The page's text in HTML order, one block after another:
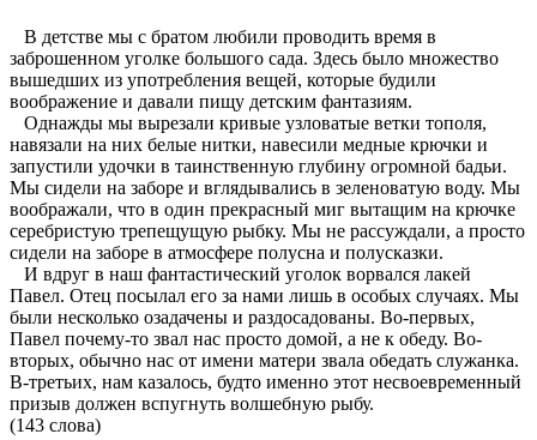
В детстве мы с братом любили проводить время в
заброшенном уголке большого сада. Здесь было множество
вышедших из употребления вещей, которые будили
воображение и давали пищу детским фантазиям.
Однажды мы вырезали кривые узловатые ветки тополя,
навязали на них белые нитки, навесили медные крючки и
запустили удочки в таинственную глубину огромной бадьи.
Мы сидели на заборе и вглядывались в зеленоватую воду. Мы
воображали, что в один прекрасный миг вытащим на крючке
серебристую трепещущую рыбку. Мы не рассуждали, а просто
сидели на заборе в атмосфере полусна и полусказки.
И вдруг в наш фантастический уголок ворвался лакей
Павел. Отец посылал его за нами лишь в особых случаях. Мы
были несколько озадачены и раздосадованы. Во-первых,
Павел почему-то звал нас просто домой, а не к обеду. Во-
вторых, обычно нас от имени матери звала обедать служанка.
В-третьих, нам казалось, будто именно этот несвоевременный
призыв должен вспугнуть волшебную рыбу.
(143 слова)